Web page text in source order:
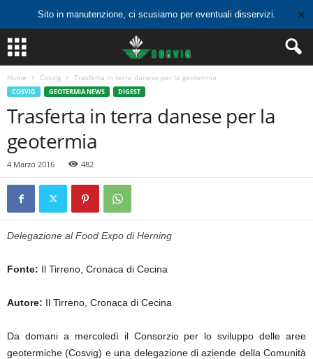
Sito in manutenzione, ci scusiamo per eventuali disservizi. ✕
Home Cosvig Trasferta in terra danese per la geotermia
COSVIG GEOTERMIA NEWS DIGEST
Trasferta in terra danese per la
geotermia
4 Marzo 2016 482
Delegazione al Food Expo di Herning
Fonte: Il Tirreno, Cronaca di Cecina
Autore: Il Tirreno, Cronaca di Cecina
Da domani a mercoledì il Consorzio per lo sviluppo delle aree
geotermiche (Cosvig) e una delegazione di aziende della Comunità